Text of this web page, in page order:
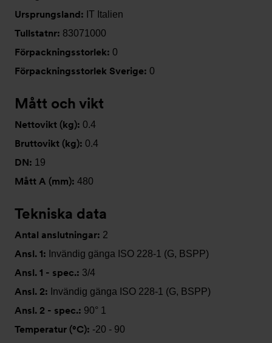
Ursprungsland: IT Italien
Tullstatnr: 83071000
Förpackningsstorlek: 0
Förpackningsstorlek Sverige: 0
Mått och vikt
Nettovikt (kg): 0.4
Bruttovikt (kg): 0.4
DN: 19
Mått A (mm): 480
Tekniska data
Antal anslutningar: 2
Ansl. 1: Invändig gänga ISO 228-1 (G, BSPP)
Ansl. 1 - spec.: 3/4
Ansl. 2: Invändig gänga ISO 228-1 (G, BSPP)
Ansl. 2 - spec.: 90° 1
Temperatur (°C): -20 - 90